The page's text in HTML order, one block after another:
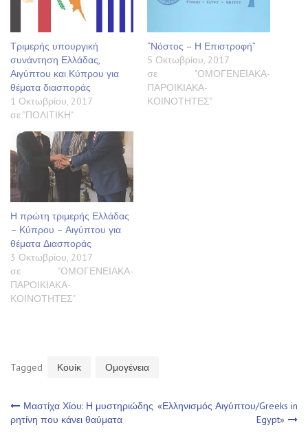
Τριμερής υπουργική
συνάντηση Ελλάδας,
Αιγύπτου και Κύπρου για
θέματα διασποράς
1 Οκτωβρίου, 2017
σε "ΠΟΛΙΤΙΚΗ"
“Νόστος – Η Επιστροφή”
5 Οκτωβρίου, 2017
σε "ΟΜΟΓΕΝΕΙΑΚΑ-
ΠΑΡΟΙΚΙΑΚΑ-
ΚΟΙΝΟΤΗΤΕΣ"
Η πρώτη τριμερής Ελλάδας
– Κύπρου – Αιγύπτου για
θέματα Διασποράς
3 Οκτωβρίου, 2017
σε "ΟΜΟΓΕΝΕΙΑΚΑ-
ΠΑΡΟΙΚΙΑΚΑ-
ΚΟΙΝΟΤΗΤΕΣ"
Tagged Κουίκ Ομογένεια
Πλοήγηση
Μαστίχα Χίου: Η μυστηριώδης
ρητίνη που κάνει θαύματα
«Ελληνισμός Αιγύπτου/Greeks in
Egypt»